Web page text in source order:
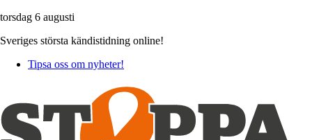
torsdag 6 augusti
Sveriges största kändistidning online!
Tipsa oss om nyheter!